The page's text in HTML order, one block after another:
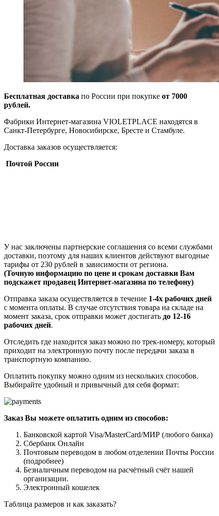
Бесплатная доставка по России при покупке от 7000
рублей.
Фабрики Интернет-магазина VIOLETPLACE находятся в
Санкт-Петербурге, Новосибирске, Бресте и Стамбуле.
Доставка заказов осуществляется:
Почтой России
У нас заключены партнерские соглашения со всеми службами
доставки, поэтому для наших клиентов действуют выгодные
тарифы от 230 рублей в зависимости от региона.
(Точную информацию по цене и срокам доставки Вам
подскажет продавец Интернет-магазина по телефону)
Отправка заказа осуществляется в течение 1-4х рабочих дней
с момента оплаты. В случае отсутствия товара на складе на
момент заказа, срок отправки может достигать до 12-16
рабочих дней.
Отследить где находится заказ можно по трек-номеру, который
приходит на электронную почту после передачи заказа в
транспортную компанию.
Оплатить покупку можно одним из нескольких способов.
Выбирайте удобный и привычный для себя формат:
Заказ Вы можете оплатить одним из способов:
Банковской картой Visa/MasterCard/МИР (любого банка)
Сбербанк Онлайн
Почтовым переводом в любом отделении Почты России
(подробнее)
Безналичным переводом на расчётный счёт нашей
организации.
Электронный кошелек
Таблица размеров и как заказать?